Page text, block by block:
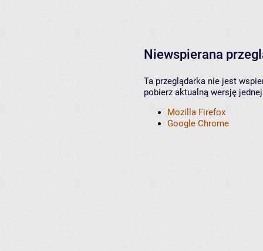
Niewspierana
Ta przeglądarka nie jest
pobierz aktualną wersję
Mozilla Firefox
Google Chrome